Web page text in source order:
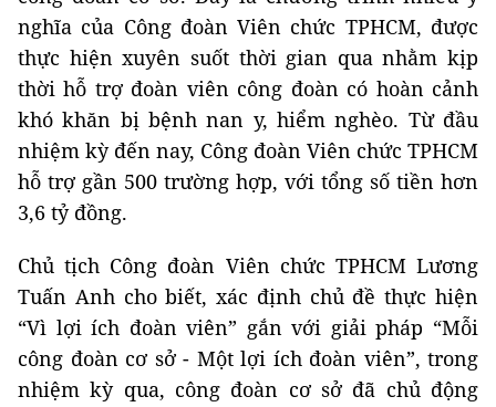
nghĩa của Công đoàn Viên chức TPHCM, được
thực hiện xuyên suốt thời gian qua nhằm kịp
thời hỗ trợ đoàn viên công đoàn có hoàn cảnh
khó khăn bị bệnh nan y, hiểm nghèo. Từ đầu
nhiệm kỳ đến nay, Công đoàn Viên chức TPHCM
hỗ trợ gần 500 trường hợp, với tổng số tiền hơn
3,6 tỷ đồng.
Chủ tịch Công đoàn Viên chức TPHCM Lương
Tuấn Anh cho biết, xác định chủ đề thực hiện
“Vì lợi ích đoàn viên” gắn với giải pháp “Mỗi
công đoàn cơ sở - Một lợi ích đoàn viên”, trong
nhiệm kỳ qua, công đoàn cơ sở đã chủ động